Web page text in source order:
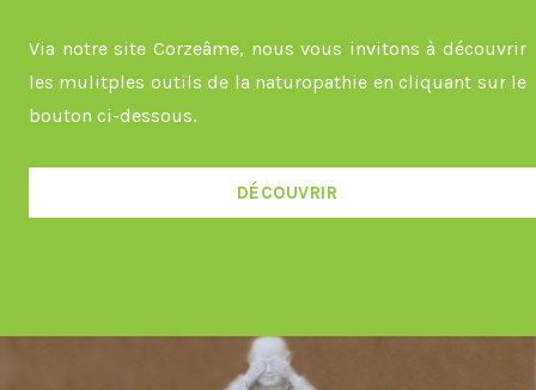
Via notre site Corzeâme, nous vous invitons à découvrir
les mulitples outils de la naturopathie en cliquant sur le
bouton ci-dessous.
DÉCOUVRIR